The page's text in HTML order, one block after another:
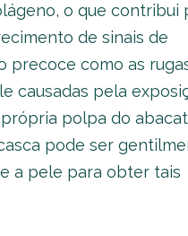
o que contribui
de sinais de
precoce como as
causadas pela
polpa do
pode ser
a pele para obter tais